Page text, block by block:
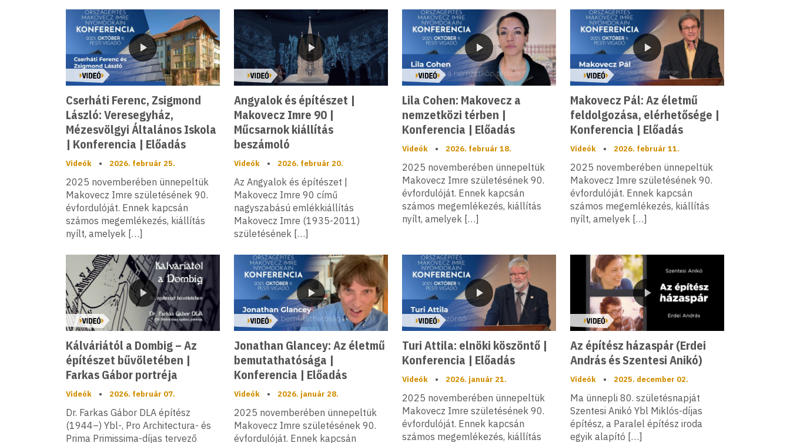
Videó
Cserháti Ferenc, Zsigmond
László: Veresegyház,
Mézesvölgyi Általános Iskola
| Konferencia | Előadás
Videók • 2026. február 25.
2025 novemberében ünnepeltük
Makovecz Imre születésének 90.
évfordulóját. Ennek kapcsán
számos megemlékezés, kiállítás
nyílt, amelyek […]
Videó
Angyalok és építészet |
Makovecz Imre 90 |
Műcsarnok kiállítás
beszámoló
Videók • 2026. február 20.
Az Angyalok és építészet |
Makovecz Imre 90 című
nagyszabású emlékkiállítás
Makovecz Imre (1935-2011)
születésének […]
Videó
Lila Cohen: Makovecz a
nemzetközi térben |
Konferencia | Előadás
Videók • 2026. február 18.
2025 novemberében ünnepeltük
Makovecz Imre születésének 90.
évfordulóját. Ennek kapcsán
számos megemlékezés, kiállítás
nyílt, amelyek […]
Videó
Makovecz Pál: Az életmű
feldolgozása, elérhetősége |
Konferencia | Előadás
Videók • 2026. február 11.
2025 novemberében ünnepeltük
Makovecz Imre születésének 90.
évfordulóját. Ennek kapcsán
számos megemlékezés, kiállítás
nyílt, amelyek […]
Videó
Kálváriától a Dombig – Az
építészet bűvöletében |
Farkas Gábor portréja
Videók • 2026. február 07.
Dr. Farkas Gábor DLA építész
(1944–) Ybl-, Pro Architectura- és
Prima Primissima-díjas tervező
Videó
Jonathan Glancey: Az életmű
bemutathatósága |
Konferencia | Előadás
Videók • 2026. január 28.
2025 novemberében ünnepeltük
Makovecz Imre születésének 90.
évfordulóját. Ennek kapcsán
Videó
Turi Attila: elnöki köszöntő |
Konferencia | Előadás
Videók • 2026. január 21.
2025 novemberében ünnepeltük
Makovecz Imre születésének 90.
évfordulóját. Ennek kapcsán
számos megemlékezés, kiállítás
Videó
Az építész házaspár (Erdei
András és Szentesi Anikó)
Videók • 2025. december 02.
Ma ünnepli 80. születésnapját
Szentesi Anikó Ybl Miklós-díjas
építész, a Paralel építész iroda
egyik alapító […]